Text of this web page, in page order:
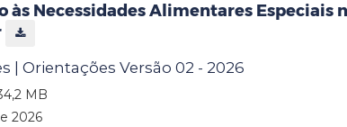
às Necessidades Alimentares Especiais
| Orientações Versão 02 - 2026
MB
2026